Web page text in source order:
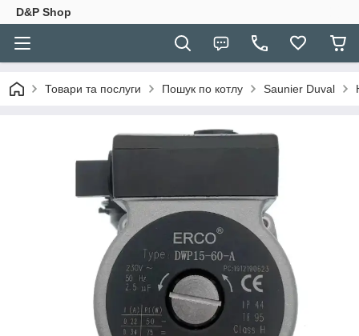
D&P Shop
Товари та послуги Пошук по котлу Saunier Duval